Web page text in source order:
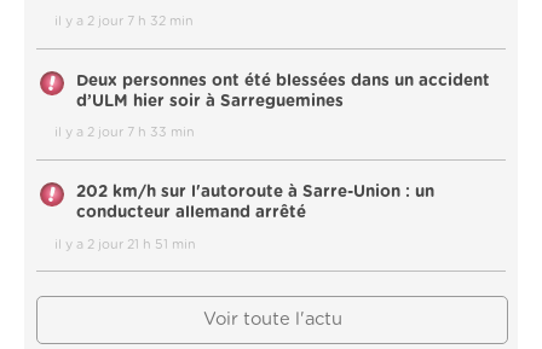
il y a 2 jour 7 h 32 min
Deux personnes ont été blessées dans un accident
d’ULM hier soir à Sarreguemines
il y a 2 jour 7 h 33 min
202 km/h sur l'autoroute à Sarre-Union : un
conducteur allemand arrêté
il y a 2 jour 21 h 51 min
Voir toute l'actu